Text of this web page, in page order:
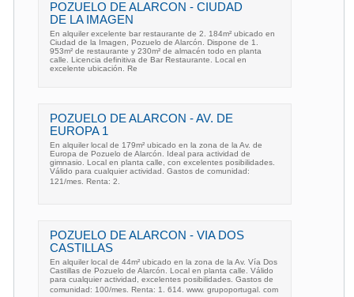
POZUELO DE ALARCON - CIUDAD
DE LA IMAGEN
En alquiler excelente bar restaurante de 2. 184m² ubicado en
Ciudad de la Imagen, Pozuelo de Alarcón. Dispone de 1.
953m² de restaurante y 230m² de almacén todo en planta
calle. Licencia definitiva de Bar Restaurante. Local en
excelente ubicación. Re
POZUELO DE ALARCON - AV. DE
EUROPA 1
En alquiler local de 179m² ubicado en la zona de la Av. de
Europa de Pozuelo de Alarcón. Ideal para actividad de
gimnasio. Local en planta calle, con excelentes posibilidades.
Válido para cualquier actividad. Gastos de comunidad:
121/mes. Renta: 2.
POZUELO DE ALARCON - VIA DOS
CASTILLAS
En alquiler local de 44m² ubicado en la zona de la Av. Vía Dos
Castillas de Pozuelo de Alarcón. Local en planta calle. Válido
para cualquier actividad, excelentes posibilidades. Gastos de
comunidad: 100/mes. Renta: 1. 614. www. grupoportugal. com